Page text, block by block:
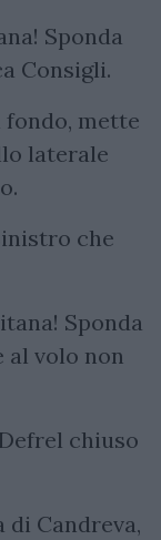
Sponda
Consigli.
fondo, mette
laterale
che
Sponda
al volo non
chiuso
di Candreva,